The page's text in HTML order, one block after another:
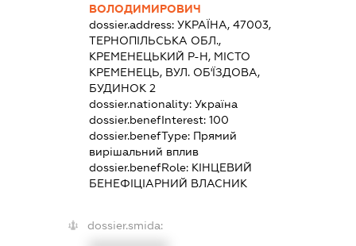
ВОЛОДИМИРОВИЧ
dossier.address: УКРАЇНА, 47003,
ТЕРНОПІЛЬСЬКА ОБЛ.,
КРЕМЕНЕЦЬКИЙ Р-Н, МІСТО
КРЕМЕНЕЦЬ, ВУЛ. ОБ'ЇЗДОВА,
БУДИНОК 2
dossier.nationality: Україна
dossier.benefInterest: 100
dossier.benefType: Прямий
вирішальний вплив
dossier.benefRole: КІНЦЕВИЙ
БЕНЕФІЦІАРНИЙ ВЛАСНИК
dossier.smida: